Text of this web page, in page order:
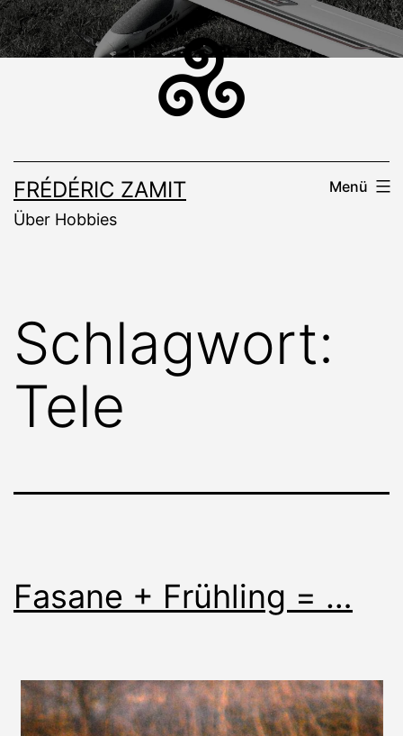
Zum
Inhalt
FRÉDÉRIC ZAMIT
Über Hobbies
Menü
Schlagwort:
Tele
Fasane + Frühling = …